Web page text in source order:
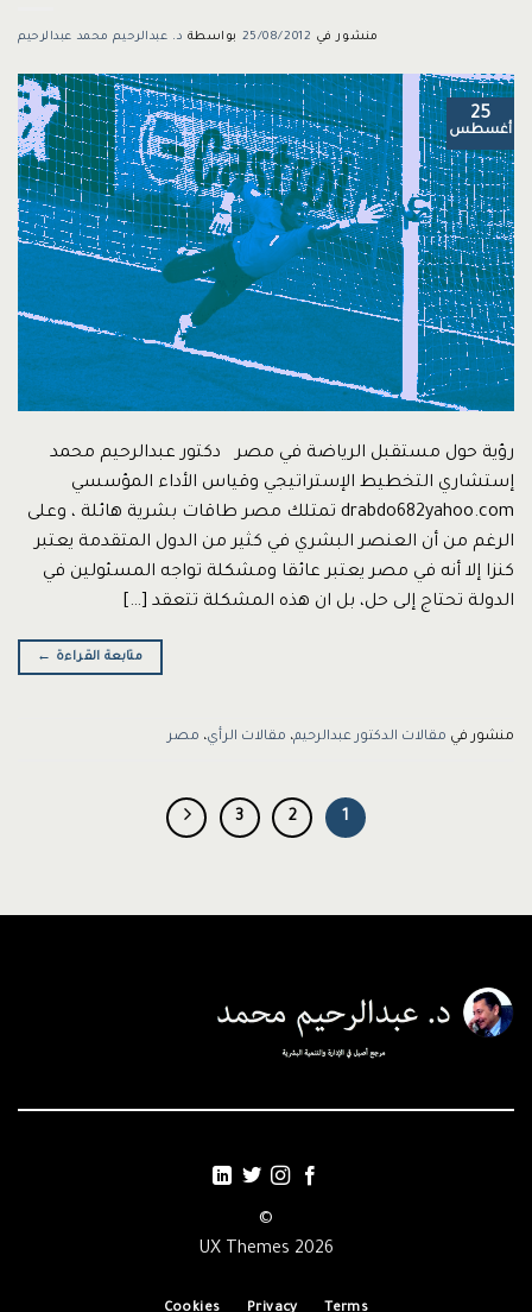
منشور في 25/08/2012 بواسطة د. عبدالرحيم محمد عبدالرحيم
25
أغسطس
رؤية حول مستقبل الرياضة في مصر دكتور عبدالرحيم محمد
إستشاري التخطيط الإستراتيجي وقياس الأداء المؤسسي
drabdo682yahoo.com تمتلك مصر طاقات بشرية هائلة ، وعلى
الرغم من أن العنصر البشري في كثير من الدول المتقدمة يعتبر
كنزا إلا أنه في مصر يعتبر عائقا ومشكلة تواجه المسئولين في
الدولة تحتاج إلى حل، بل ان هذه المشكلة تتعقد […]
متابعة القراءة ←
منشور في مقالات الدكتور عبدالرحيم، مقالات الرأي، مصر
1
2
3
©
2026 UX Themes